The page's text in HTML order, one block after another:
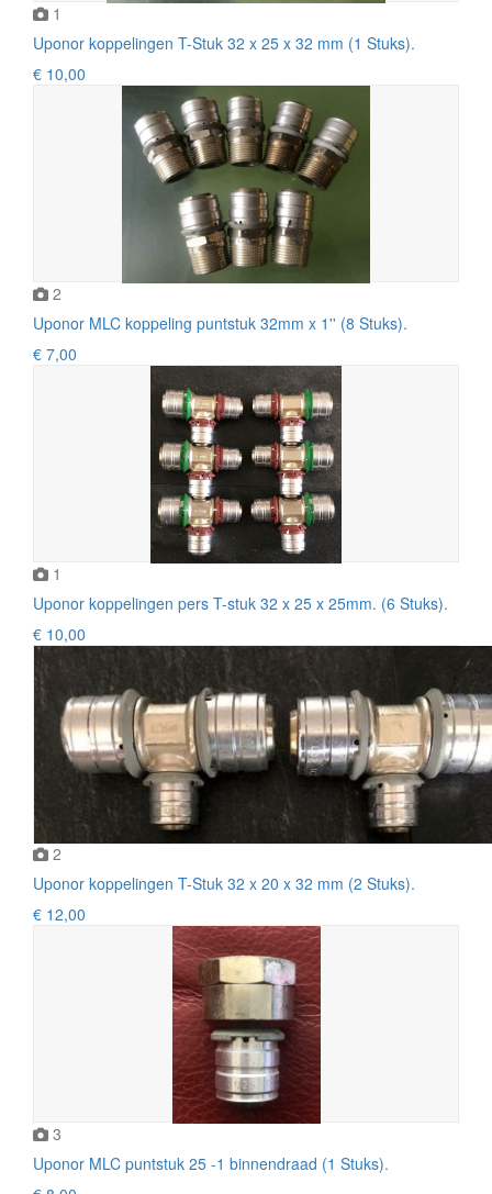
1
Uponor koppelingen T-Stuk 32 x 25 x 32 mm (1 Stuks).
€ 10,00
2
Uponor MLC koppeling puntstuk 32mm x 1'' (8 Stuks).
€ 7,00
1
Uponor koppelingen pers T-stuk 32 x 25 x 25mm. (6 Stuks).
€ 10,00
2
Uponor koppelingen T-Stuk 32 x 20 x 32 mm (2 Stuks).
€ 12,00
3
Uponor MLC puntstuk 25 -1 binnendraad (1 Stuks).